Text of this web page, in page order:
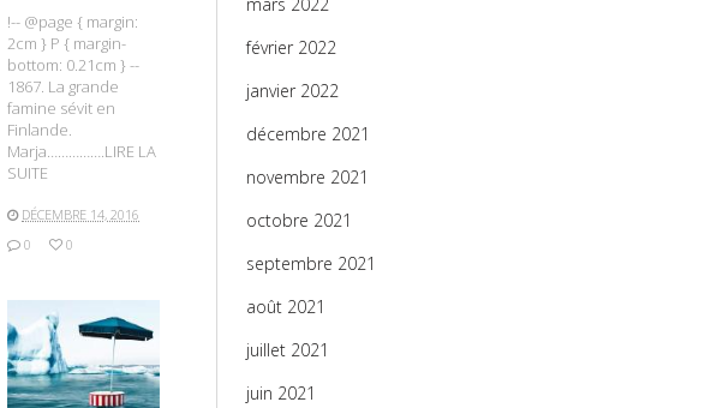
!-- @page { margin:
2cm } P { margin-
bottom: 0.21cm } --
1867. La grande
famine sévit en
Finlande.
Marja…………….LIRE LA
SUITE
DÉCEMBRE 14, 2016
0
0
février 2022
janvier 2022
décembre 2021
novembre 2021
octobre 2021
septembre 2021
août 2021
juillet 2021
juin 2021